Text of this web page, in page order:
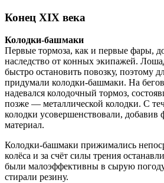
Конец XIX века
Колодки-башмаки
Первые тормоза, как и первые фары,
наследство от конных экипажей.
быстро остановить повозку, поэтому
придумали колодки-башмаки. На
надевался колодочный тормоз,
позже — металлической колодки. С
колодки усовершенствовали,
материал.
Колодки-башмаки прижимались
колёса и за счёт силы трения
были малоэффективны в сырую
стирали резину.